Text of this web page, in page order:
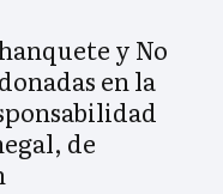
y No
en la
de